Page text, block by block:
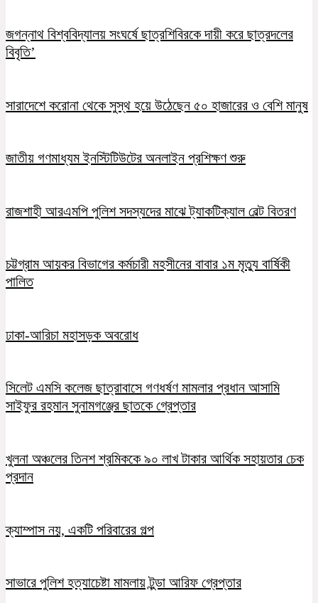
জগন্নাথ বিশ্ববিদ্যালয় সংঘর্ষে ছাত্রশিবিরকে দায়ী করে ছাত্রদলের
বিবৃতি’
সারাদেশে করোনা থেকে সুস্থ হয়ে উঠেছেন ৫০ হাজারের ও বেশি মানুষ
জাতীয় গণমাধ্যম ইনস্টিটিউটের অনলাইন প্রশিক্ষণ শুরু
রাজশাহী আরএমপি পুলিশ সদস্যদের মাঝে ট্যাকটিক্যাল বেল্ট বিতরণ
চট্টগ্রাম আয়কর বিভাগের কর্মচারী মহসীনের বাবার ১ম মৃত্যু বার্ষিকী
পালিত
ঢাকা-আরিচা মহাসড়ক অবরোধ
সিলেট এমসি কলেজ ছাত্রাবাসে গণধর্ষণ মামলার প্রধান আসামি
সাইফুর রহমান সুনামগঞ্জের ছাতকে গ্রেপ্তার
খুলনা অঞ্চলের তিনশ শ্রমিককে ৯০ লাখ টাকার আর্থিক সহায়তার চেক
প্রদান
ক্যাম্পাস নয়, একটি পরিবারের গল্প
সাভারে পুলিশ হত্যাচেষ্টা মামলায় টুন্ডা আরিফ গ্রেপ্তার